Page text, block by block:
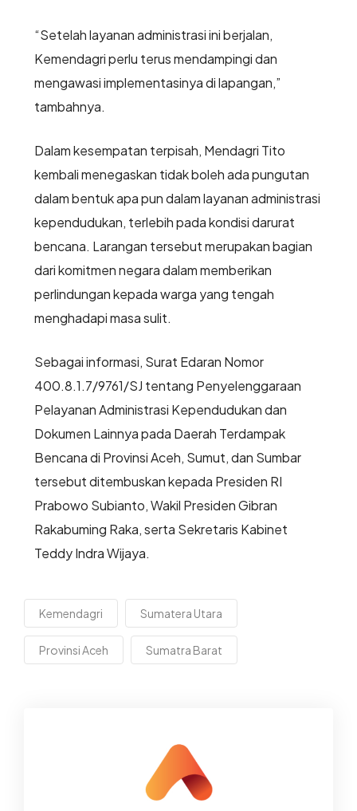
“Setelah layanan administrasi ini berjalan,
Kemendagri perlu terus mendampingi dan
mengawasi implementasinya di lapangan,”
tambahnya.
Dalam kesempatan terpisah, Mendagri Tito
kembali menegaskan tidak boleh ada pungutan
dalam bentuk apa pun dalam layanan administrasi
kependudukan, terlebih pada kondisi darurat
bencana. Larangan tersebut merupakan bagian
dari komitmen negara dalam memberikan
perlindungan kepada warga yang tengah
menghadapi masa sulit.
Sebagai informasi, Surat Edaran Nomor
400.8.1.7/9761/SJ tentang Penyelenggaraan
Pelayanan Administrasi Kependudukan dan
Dokumen Lainnya pada Daerah Terdampak
Bencana di Provinsi Aceh, Sumut, dan Sumbar
tersebut ditembuskan kepada Presiden RI
Prabowo Subianto, Wakil Presiden Gibran
Rakabuming Raka, serta Sekretaris Kabinet
Teddy Indra Wijaya.
Kemendagri Sumatera Utara
Provinsi Aceh Sumatra Barat